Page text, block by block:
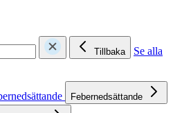
Tillbaka
Se alla
Febernedsättande